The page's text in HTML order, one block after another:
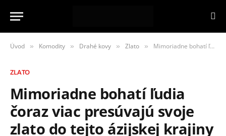
Úvod » Komodity » Drahé kovy » Zlato » Mimoriadne bohatí ľudia čoraz viac presúvajú svoje zlato do tejto ázijskej krajiny
ZLATO
Mimoriadne bohatí ľudia
čoraz viac presúvajú svoje
zlato do tejto ázijskej krajiny